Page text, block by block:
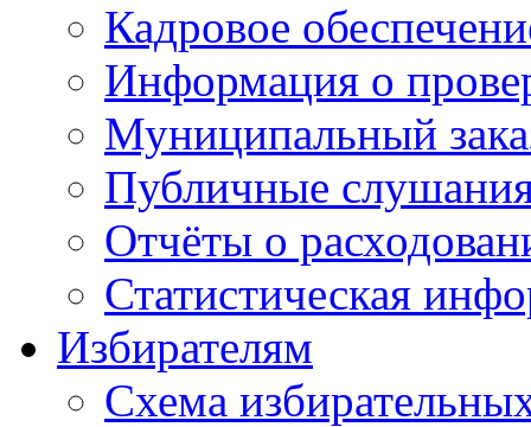
Кадровое
Информация о
Муниципальный
Публичные
Отчёты о
Статистическая
Избирателям
Схема